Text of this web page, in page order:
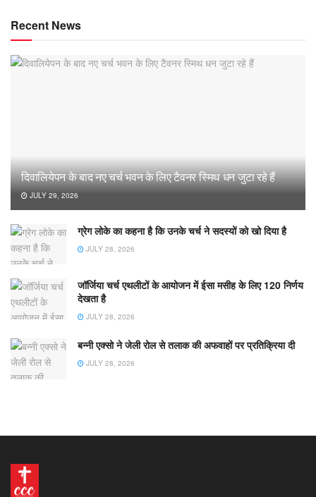
Recent News
दिवालियेपन के बाद नए चर्च भवन के लिए टैवनर स्मिथ धन जुटा रहे हैं
JULY 29, 2026
ग्रेग लोके का कहना है कि उनके चर्च ने सदस्यों को खो दिया है
JULY 28, 2026
जॉर्जिया चर्च एथलीटों के आयोजन में ईसा मसीह के लिए 120 निर्णय
देखता है
JULY 28, 2026
बन्नी एक्सो ने जेली रोल से तलाक की अफवाहों पर प्रतिक्रिया दी
JULY 28, 2026